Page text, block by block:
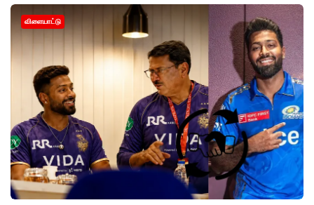
விளையாட்டு